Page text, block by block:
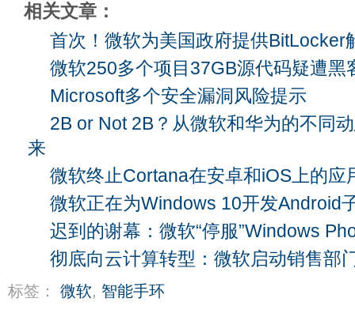
相关文章：
首次！微软为美国政府提供BitLocker
微软250多个项目37GB源代码疑遭黑
Microsoft多个安全漏洞风险提示
2B or Not 2B？从微软和华为的不同
来
微软终止Cortana在安卓和iOS上的应
微软正在为Windows 10开发Android
迟到的谢幕：微软“停服”Windows
彻底向云计算转型：微软启动销售部
标签： 微软, 智能手环